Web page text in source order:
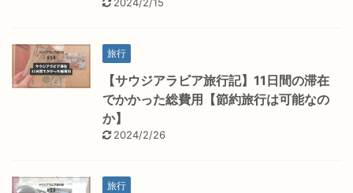
旅行
【サウジアラビア旅行記】11日間の滞在
でかかった総費用【節約旅行は可能なの
か】
2024/2/26
旅行